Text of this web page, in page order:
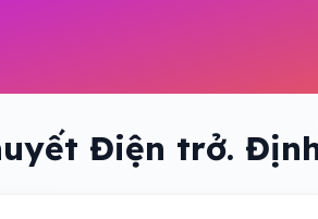
Điện trở.